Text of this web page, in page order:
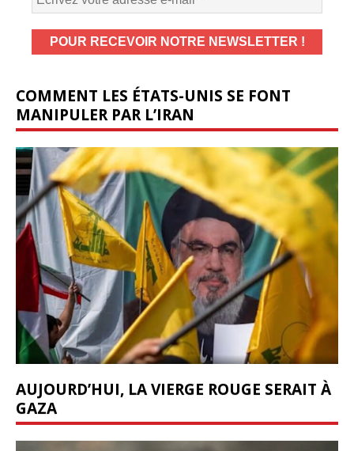
COMMENT LES ÉTATS-UNIS SE FONT
MANIPULER PAR L’IRAN
AUJOURD’HUI, LA VIERGE ROUGE SERAIT À
GAZA